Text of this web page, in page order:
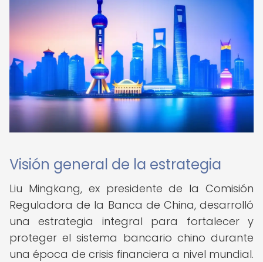
Visión general de la estrategia
Liu Mingkang, ex presidente de la Comisión
Reguladora de la Banca de China, desarrolló
una estrategia integral para fortalecer y
proteger el sistema bancario chino durante
una época de crisis financiera a nivel mundial.